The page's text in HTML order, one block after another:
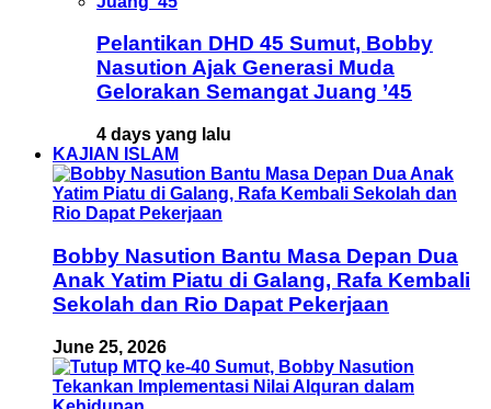
Pelantikan DHD 45 Sumut, Bobby
Nasution Ajak Generasi Muda
Gelorakan Semangat Juang ’45
4 days yang lalu
KAJIAN ISLAM
Bobby Nasution Bantu Masa Depan Dua
Anak Yatim Piatu di Galang, Rafa Kembali
Sekolah dan Rio Dapat Pekerjaan
June 25, 2026